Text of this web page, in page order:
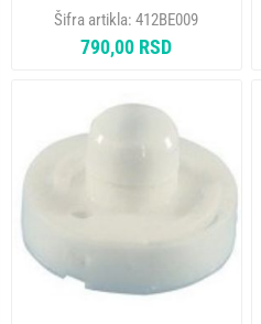
Šifra artikla:412BE009
790,00 RSD